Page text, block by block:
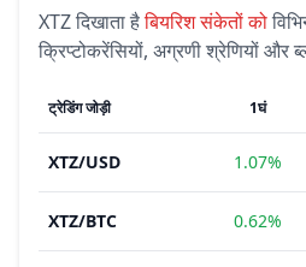
XTZदिखाता हैबियरिशसंकेतों को
क्रिप्टोकरेंसियों, अग्रणी श्रेणियों
ट्रेडिंग जोड़ी 1घं
XTZ/USD 1.07%
XTZ/BTC 0.62%